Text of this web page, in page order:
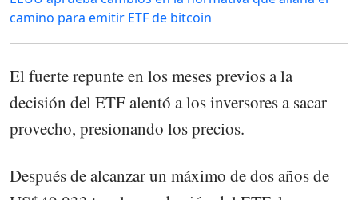
camino para emitir ETF de bitcoin
El fuerte repunte en los meses previos a la
decisión del ETF alentó a los inversores a sacar
provecho, presionando los precios.
Después de alcanzar un máximo de dos años de